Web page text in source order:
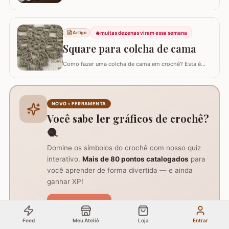
mesmo modelo com fio 6 e utilizar como tapete. Tem o
gráfico dela e você pode fazer o…
Artigo 🔥muitas dezenas viram essa semana
Square para colcha de cama
Como fazer uma colcha de cama em crochê? Esta é
colcha inteira, visto que leva tempo e dedicação. Um
desafio que circula entre os crochêiros é…
NOVO • FERRAMENTA
Você sabe ler gráficos de crochê?
🧶
Domine os símbolos do crochê com nosso quiz
interativo. Mais de 80 pontos catalogados para
você aprender de forma divertida — e ainda
ganhar XP!
Jogar agora Grátis • 2 min
Feed Meu Ateliê Loja Entrar